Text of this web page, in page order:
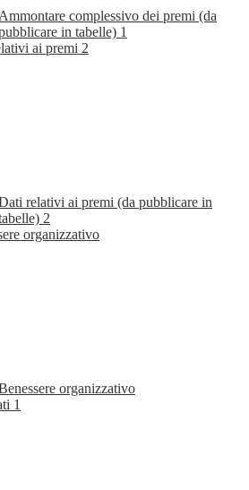
Ammontare complessivo dei premi (da
in tabelle) 1
ai premi 2
relativi ai premi (da pubblicare in
2
organizzativo
organizzativo
1